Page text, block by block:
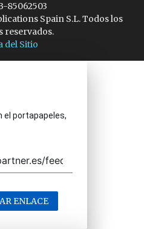
85062503
Spain S.L. Todos los
reservados.
del Sitio
el portapapeles,
ENLACE